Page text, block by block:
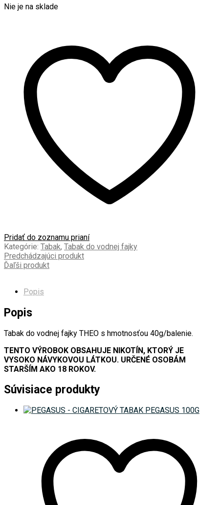
Nie je na sklade
Pridať do zoznamu prianí
Kategórie: Tabak, Tabak do vodnej fajky
Predchádzajúci produkt
Ďaľši produkt
Popis
Popis
Tabak do vodnej fajky THEO s hmotnosťou 40g/balenie.
TENTO VÝROBOK OBSAHUJE NIKOTÍN, KTORÝ JE
VYSOKO NÁVYKOVOU LÁTKOU. URČENÉ OSOBÁM
STARŠÍM AKO 18 ROKOV.
Súvisiace produkty